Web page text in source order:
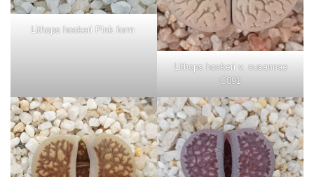
Lithops hookeri Pink form
Lithops hookeri v. susannae
C091